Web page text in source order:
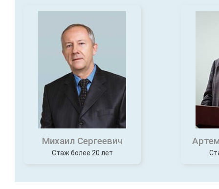
Михаил Сергеевич
Стаж более 20 лет